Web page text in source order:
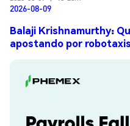
2026-08-09
Balaji Krishnamurthy:
apostando por robotaxis